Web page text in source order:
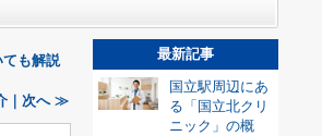
も解説
｜次へ ≫
最新記事
国立駅周辺にあ
る「国立北クリ
ニック」の概